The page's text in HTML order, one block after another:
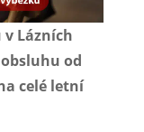
v Lázních
od
celé letní